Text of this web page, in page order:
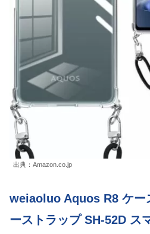
出典：Amazon.co.jp
weiaoluo Aquos R8 ケー
ーストラップ SH-52D ス